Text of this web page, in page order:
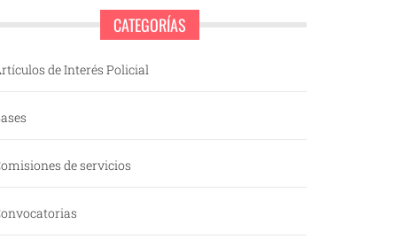
CATEGORÍAS
de Interés Policial
de servicios